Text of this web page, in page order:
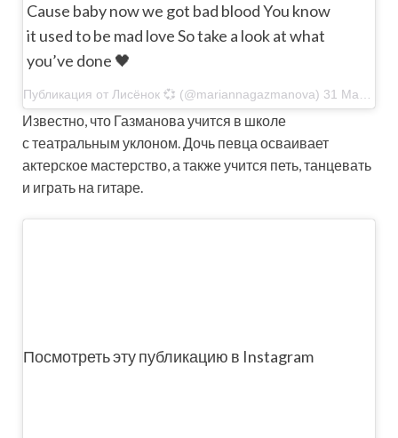
Cause baby now we got bad blood You know
it used to be mad love So take a look at what
you’ve done 🖤
Известно, что Газманова учится в школе
с театральным уклоном. Дочь певца осваивает
актерское мастерство, а также учится петь, танцевать
и играть на гитаре.
Посмотреть эту публикацию в Instagram